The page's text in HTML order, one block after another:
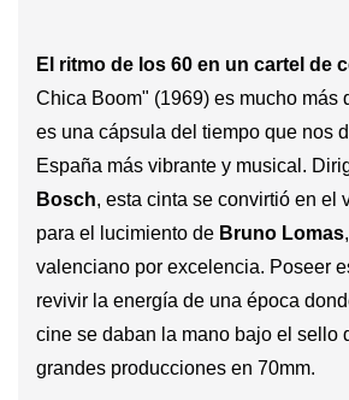
El ritmo de los 60 en un cartel de
Chica Boom" (1969) es mucho más
es una cápsula del tiempo que nos
España más vibrante y musical.
Bosch, esta cinta se convirtió en el
para el lucimiento de Bruno Lomas
valenciano por excelencia. Poseer
revivir la energía de una época
cine se daban la mano bajo el sello
grandes producciones en 70mm.